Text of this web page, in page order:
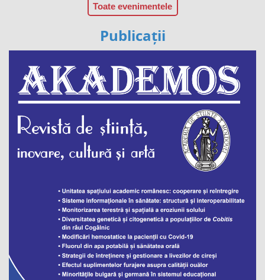
Toate evenimentele
Publicații